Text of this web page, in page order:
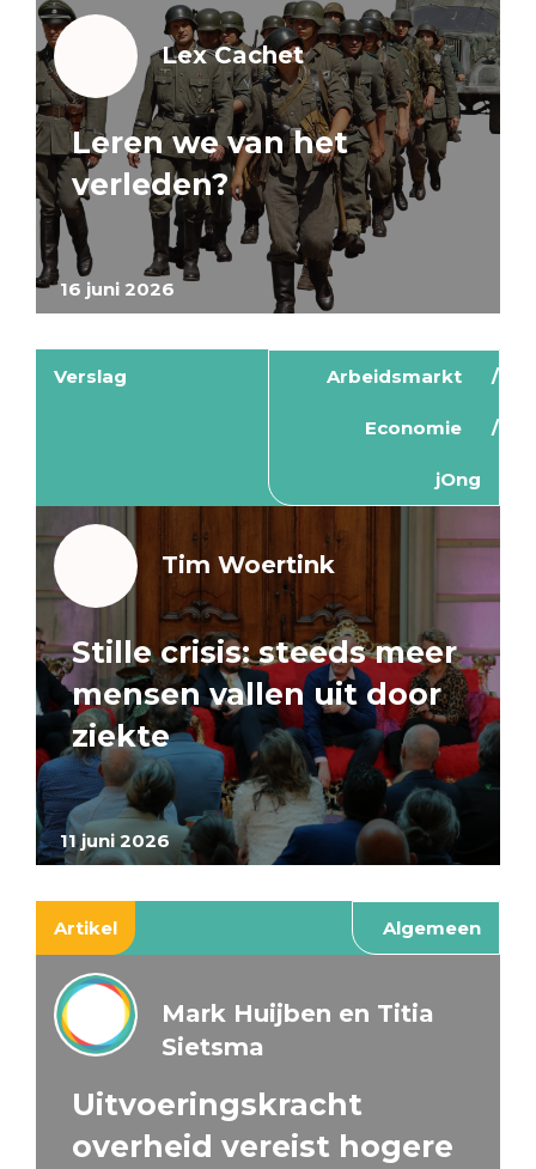
16 juni 2026
Lex Cachet
Leren we van het
verleden?
Verslag Arbeidsmarkt
Economie
jOng
11 juni 2026
Tim Woertink
Stille crisis: steeds meer
mensen vallen uit door
ziekte
Artikel Algemeen
Mark Huijben en Titia
Sietsma
Uitvoeringskracht
overheid vereist hogere